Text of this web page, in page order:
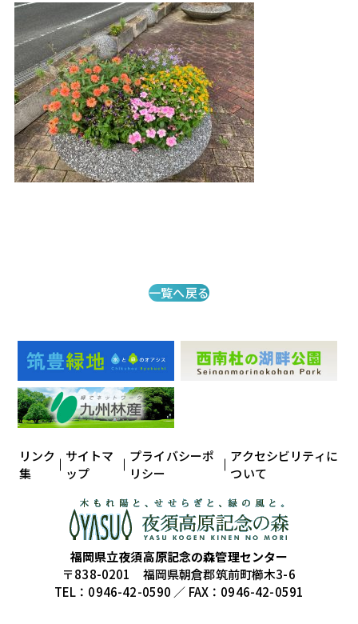
一覧へ戻る
リンク
集
サイトマ
ップ
プライバシーポ
リシー
アクセシビリティに
ついて
福岡県立夜須高原記念の森管理センター
〒838-0201 福岡県朝倉郡筑前町櫛木3-6
TEL：0946-42-0590 ／ FAX：0946-42-0591